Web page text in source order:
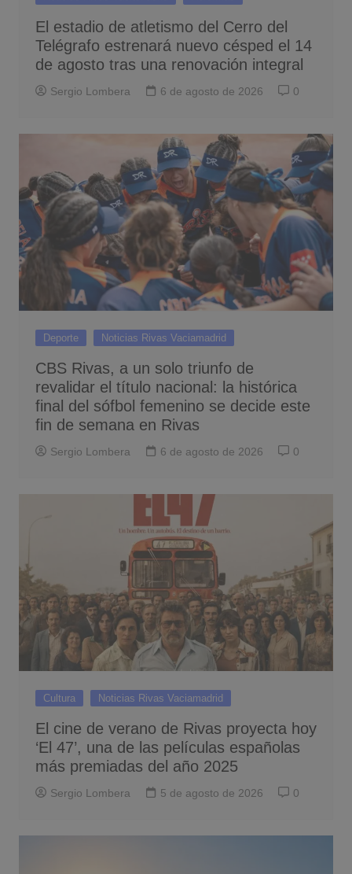
El estadio de atletismo del Cerro del
Telégrafo estrenará nuevo césped el 14
de agosto tras una renovación integral
Sergio Lombera 6 de agosto de 2026 0
Deporte Noticias Rivas Vaciamadrid
CBS Rivas, a un solo triunfo de
revalidar el título nacional: la histórica
final del sófbol femenino se decide este
fin de semana en Rivas
Sergio Lombera 6 de agosto de 2026 0
Cultura Noticias Rivas Vaciamadrid
El cine de verano de Rivas proyecta hoy
‘El 47’, una de las películas españolas
más premiadas del año 2025
Sergio Lombera 5 de agosto de 2026 0